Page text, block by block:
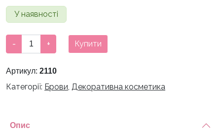
У наявності
Hedonic
Hollywood
Brow
Gel
брів
- + Купити
Артикул: 2110
Категорії: Брови Декоративна косметика
Опис